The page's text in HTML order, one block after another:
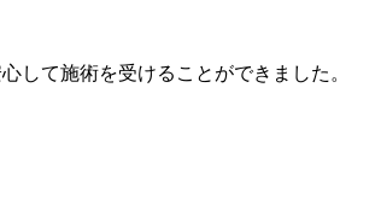
して施術を受けることができました。